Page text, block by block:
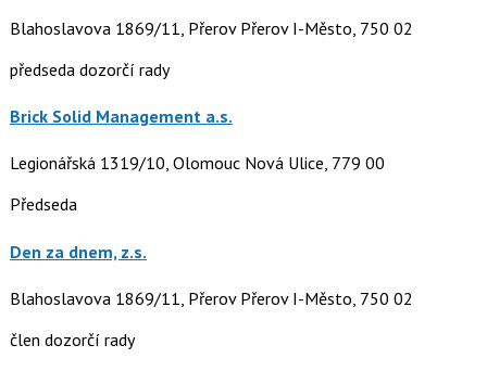
Blahoslavova 1869/11, Přerov Přerov I-Město, 750 02
předseda dozorčí rady
Brick Solid Management a.s.
Legionářská 1319/10, Olomouc Nová Ulice, 779 00
Předseda
Den za dnem, z.s.
Blahoslavova 1869/11, Přerov Přerov I-Město, 750 02
člen dozorčí rady